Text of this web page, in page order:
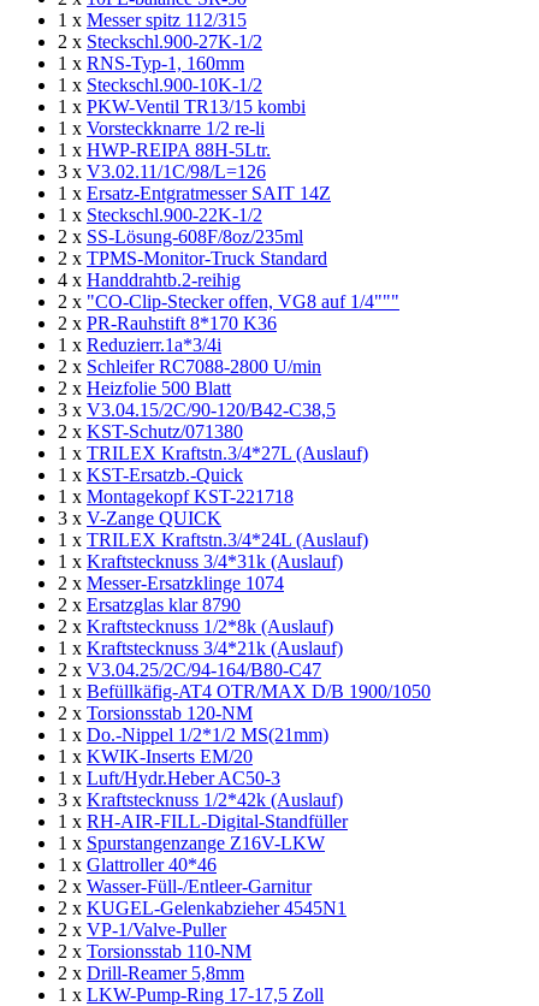
1 x Messer spitz 112/315
2 x Steckschl.900-27K-1/2
1 x RNS-Typ-1, 160mm
1 x Steckschl.900-10K-1/2
1 x PKW-Ventil TR13/15 kombi
1 x Vorsteckknarre 1/2 re-li
1 x HWP-REIPA 88H-5Ltr.
3 x V3.02.11/1C/98/L=126
1 x Ersatz-Entgratmesser SAIT 14Z
1 x Steckschl.900-22K-1/2
2 x SS-Lösung-608F/8oz/235ml
2 x TPMS-Monitor-Truck Standard
4 x Handdrahtb.2-reihig
2 x "CO-Clip-Stecker offen, VG8 auf 1/4"""
2 x PR-Rauhstift 8*170 K36
1 x Reduzierr.1a*3/4i
2 x Schleifer RC7088-2800 U/min
2 x Heizfolie 500 Blatt
3 x V3.04.15/2C/90-120/B42-C38,5
2 x KST-Schutz/071380
1 x TRILEX Kraftstn.3/4*27L (Auslauf)
1 x KST-Ersatzb.-Quick
1 x Montagekopf KST-221718
3 x V-Zange QUICK
1 x TRILEX Kraftstn.3/4*24L (Auslauf)
1 x Kraftstecknuss 3/4*31k (Auslauf)
2 x Messer-Ersatzklinge 1074
2 x Ersatzglas klar 8790
2 x Kraftstecknuss 1/2*8k (Auslauf)
1 x Kraftstecknuss 3/4*21k (Auslauf)
2 x V3.04.25/2C/94-164/B80-C47
1 x Befüllkäfig-AT4 OTR/MAX D/B 1900/1050
2 x Torsionsstab 120-NM
1 x Do.-Nippel 1/2*1/2 MS(21mm)
1 x KWIK-Inserts EM/20
1 x Luft/Hydr.Heber AC50-3
3 x Kraftstecknuss 1/2*42k (Auslauf)
1 x RH-AIR-FILL-Digital-Standfüller
1 x Spurstangenzange Z16V-LKW
1 x Glattroller 40*46
2 x Wasser-Füll-/Entleer-Garnitur
2 x KUGEL-Gelenkabzieher 4545N1
2 x VP-1/Valve-Puller
2 x Torsionsstab 110-NM
2 x Drill-Reamer 5,8mm
1 x LKW-Pump-Ring 17-17,5 Zoll